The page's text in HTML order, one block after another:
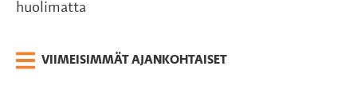
huolimatta
VIIMEISIMMÄT AJANKOHTAISET